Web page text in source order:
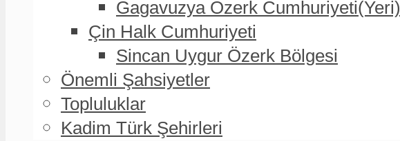
Gagavuzya Özerk Cumhuriyeti(Yeri)
Çin Halk Cumhuriyeti
Sincan Uygur Özerk Bölgesi
Önemli Şahsiyetler
Topluluklar
Kadim Türk Şehirleri